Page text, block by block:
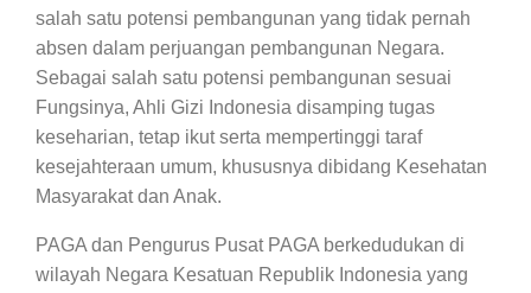
salah satu potensi pembangunan yang tidak pernah
absen dalam perjuangan pembangunan Negara.
Sebagai salah satu potensi pembangunan sesuai
Fungsinya, Ahli Gizi Indonesia disamping tugas
keseharian, tetap ikut serta mempertinggi taraf
kesejahteraan umum, khususnya dibidang Kesehatan
Masyarakat dan Anak.
PAGA dan Pengurus Pusat PAGA berkedudukan di
wilayah Negara Kesatuan Republik Indonesia yang